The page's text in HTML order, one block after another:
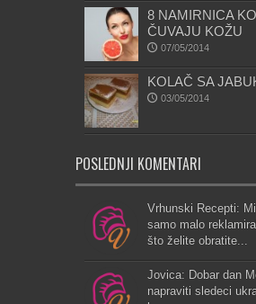
8 NAMIRNICA
ČUVAJU KOŽU
07/05/2014
KOLAČ SA
03/05/2014
POSLEDNJI KOMENTARI
Vrhunski Recepti:
samo malo
što želite obratite...
Jovica: Dobar dan
napraviti sledeci